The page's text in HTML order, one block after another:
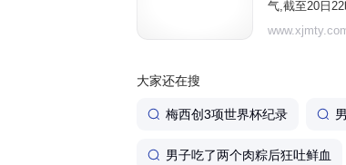
气,截至20日
日降水量纪录
大家还在搜
梅西创3项世界杯纪录
男子吃了两个肉粽后狂吐鲜血